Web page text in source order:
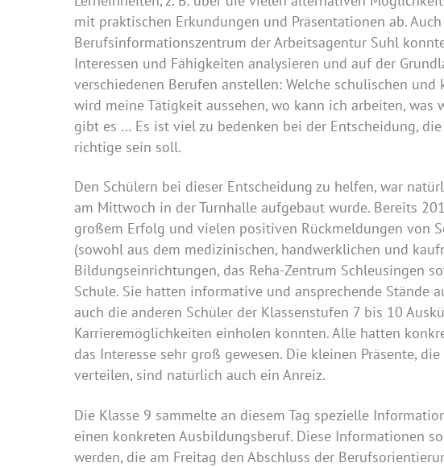
mit praktischen Erkundungen und Präsentationen ab.
Berufsinformationszentrum der Arbeitsagentur Suhl
Interessen und Fähigkeiten analysieren und auf der
verschiedenen Berufen anstellen: Welche schulischen
wird meine Tätigkeit aussehen, wo kann ich arbeiten, was
gibt es … Es ist viel zu bedenken bei der Entscheidung,
richtige sein soll.
Den Schülern bei dieser Entscheidung zu helfen, war
am Mittwoch in der Turnhalle aufgebaut wurde. Bereits
großem Erfolg und vielen positiven Rückmeldungen von
(sowohl aus dem medizinischen, handwerklichen und
Bildungseinrichtungen, das Reha-Zentrum Schleusingen
Schule. Sie hatten informative und ansprechende Stände
auch die anderen Schüler der Klassenstufen 7 bis 10
Karrieremöglichkeiten einholen konnten. Alle hatten
das Interesse sehr groß gewesen. Die kleinen Präsente,
verteilen, sind natürlich auch ein Anreiz.
Die Klasse 9 sammelte an diesem Tag spezielle
einen konkreten Ausbildungsberuf. Diese Informationen
werden, die am Freitag den Abschluss der